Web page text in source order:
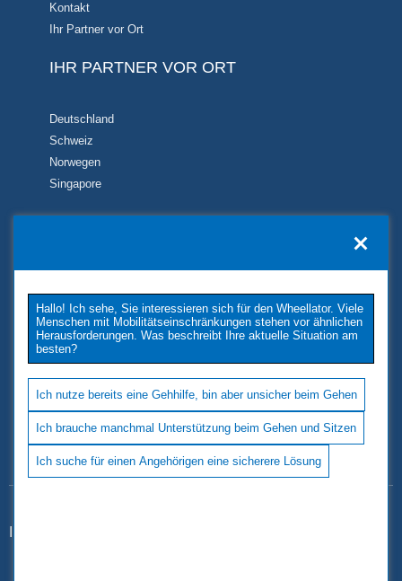
Hallo! Ich sehe, Sie interessieren sich für den Wheellator. Viele
Menschen mit Mobilitätseinschränkungen stehen vor ähnlichen
Herausforderungen. Was beschreibt Ihre aktuelle Situation am
besten?
Ich nutze bereits eine Gehhilfe, bin aber unsicher beim Gehen
Ich brauche manchmal Unterstützung beim Gehen und Sitzen
Ich suche für einen Angehörigen eine sicherere Lösung
Kontakt
Ihr Partner vor Ort
IHR PARTNER VOR ORT
Deutschland
Schweiz
Norwegen
Singapore
TUKIMET OY
Kaivopuistontie 33
26100 Rauma
Phone: +358 2 677 4222
E-Mail: tukimet(at)tukimet.fi
Follow Us